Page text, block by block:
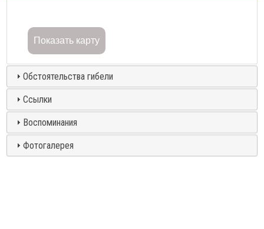
Показать карту
Обстоятельства гибели
Ссылки
Воспоминания
Фотогалерея